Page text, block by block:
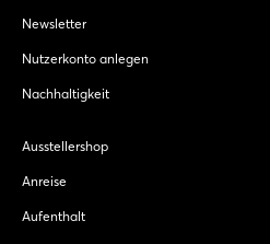
Newsletter
Nutzerkonto anlegen
Nachhaltigkeit
Ausstellershop
Anreise
Aufenthalt